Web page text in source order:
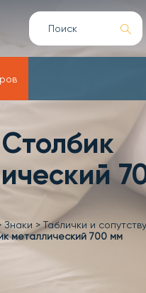
Столбик
Знаки >Таблички и
металлический 700 мм